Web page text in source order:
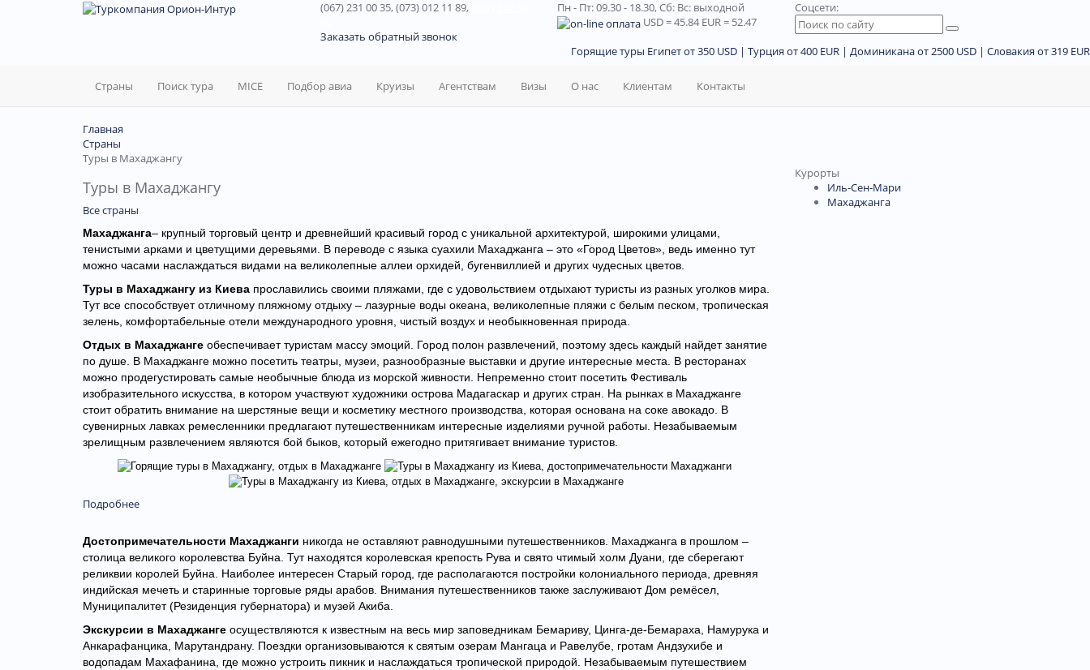
(067) 231 00 35, (073) 012 11 89,
Заказать обратный звонок
Пн - Пт: 09.30 - 18.30,Сб: Вс: выходной
USD= 45.84EUR= 52.47
Соцсети:
Горящие туры Египет от 350 USD | Турция от 400 EUR | Доминикана от 2500 USD | Словакия от 319 EUR
Страны Поиск тура MICE Подбор авиа Круизы Агентствам Визы О нас Клиентам Контакты
Главная
Страны
Туры в Махаджангу
Туры в Махаджангу
Все страны
Махаджанга– крупный торговый центр и древнейший красивый город с уникальной архитектурой, широкими улицами,
тенистыми арками и цветущими деревьями. В переводе с языка суахили Махаджанга – это «Город Цветов», ведь именно тут
можно часами наслаждаться видами на великолепные аллеи орхидей, бугенвиллией и других чудесных цветов.
Туры в Махаджангу из Киева прославились своими пляжами, где с удовольствием отдыхают туристы из разных уголков мира.
Тут все способствует отличному пляжному отдыху – лазурные воды океана, великолепные пляжи с белым песком, тропическая
зелень, комфортабельные отели международного уровня, чистый воздух и необыкновенная природа.
Отдых в Махаджанге обеспечивает туристам массу эмоций. Город полон развлечений, поэтому здесь каждый найдет занятие
по душе. В Махаджанге можно посетить театры, музеи, разнообразные выставки и другие интересные места. В ресторанах
можно продегустировать самые необычные блюда из морской живности. Непременно стоит посетить Фестиваль
изобразительного искусства, в котором участвуют художники острова Мадагаскар и других стран. На рынках в Махаджанге
стоит обратить внимание на шерстяные вещи и косметику местного производства, которая основана на соке авокадо. В
сувенирных лавках ремесленники предлагают путешественникам интересные изделиями ручной работы. Незабываемым
зрелищным развлечением являются бой быков, который ежегодно притягивает внимание туристов.
Подробнее
Достопримечательности Махаджанги никогда не оставляют равнодушными путешественников. Махаджанга в прошлом –
столица великого королевства Буйна. Тут находятся королевская крепость Рува и свято чтимый холм Дуани, где сберегают
реликвии королей Буйна. Наиболее интересен Старый город, где располагаются постройки колониального периода, древняя
индийская мечеть и старинные торговые ряды арабов. Внимания путешественников также заслуживают Дом ремёсел,
Муниципалитет (Резиденция губернатора) и музей Акиба.
Экскурсии в Махаджанге осуществляются к известным на весь мир заповедникам Бемариву, Цинга-де-Бемараха, Намурука и
Анкарафанцика, Марутандрану. Поездки организовываются к святым озерам Мангаца и Равелубе, гротам Андзухибе и
водопадам Махафанина, где можно устроить пикник и наслаждаться тропической природой. Незабываемым путешествием
Курорты
Иль-Сен-Мари
Махаджанга